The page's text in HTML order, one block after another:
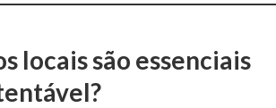
locais são essenciais